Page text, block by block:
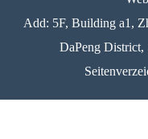
Add: 5F, Building a1,
DaPeng District,